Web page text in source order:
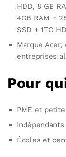
HDD, 8 GB
4GB RAM +
SSD + 1TO
Marque Acer,
entreprises
Pour
PME et
Écoles et